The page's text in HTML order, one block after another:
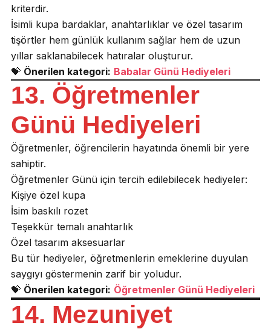
kriterdir.
İsimli kupa bardaklar, anahtarlıklar ve özel tasarım
tişörtler hem günlük kullanım sağlar hem de uzun
yıllar saklanabilecek hatıralar oluşturur.
💝 Önerilen kategori: Babalar Günü Hediyeleri
13. Öğretmenler
Günü Hediyeleri
Öğretmenler, öğrencilerin hayatında önemli bir yere
sahiptir.
Öğretmenler Günü için tercih edilebilecek hediyeler:
Kişiye özel kupa
İsim baskılı rozet
Teşekkür temalı anahtarlık
Özel tasarım aksesuarlar
Bu tür hediyeler, öğretmenlerin emeklerine duyulan
saygıyı göstermenin zarif bir yoludur.
💝 Önerilen kategori: Öğretmenler Günü Hediyeleri
14. Mezuniyet